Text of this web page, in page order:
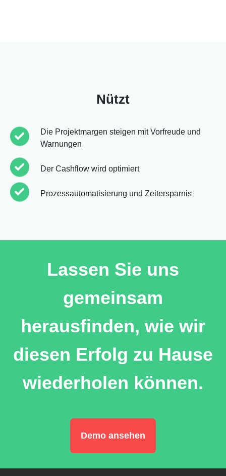
Nützt
Die Projektmargen steigen mit Vorfreude und
Warnungen
Der Cashflow wird optimiert
Prozessautomatisierung und Zeitersparnis
Lassen Sie uns
gemeinsam
herausfinden, wie wir
diesen Erfolg zu Hause
wiederholen können.
Demo ansehen